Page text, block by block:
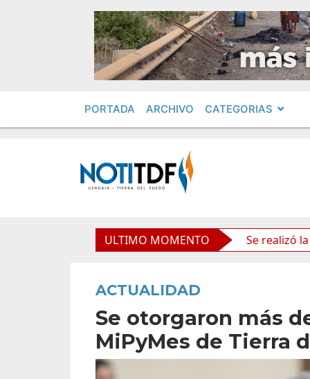
PORTADA ARCHIVO CATEGORIAS
ULTIMO MOMENTO
políticos por «ficha limpia» Se realizó la reunión
ACTUALIDAD
Se otorgaron más
MiPyMes de Tierra